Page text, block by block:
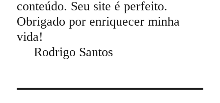
conteúdo. Seu site é perfeito.
Obrigado por enriquecer minha
vida!
Rodrigo Santos